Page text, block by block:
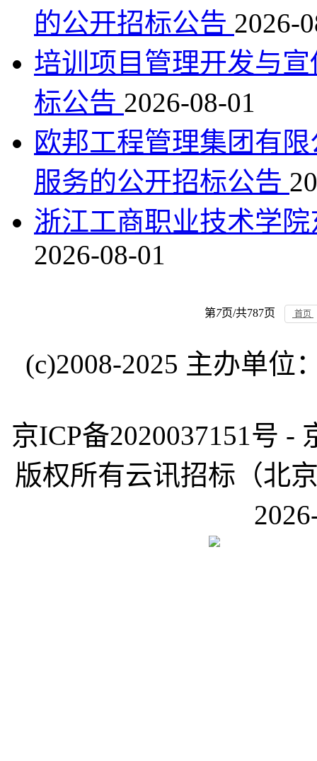
的公开招标公告 2026-
培训项目管理开发与
标公告 2026-08-01
欧邦工程管理集团有
服务的公开招标公告
浙江工商职业技术学
2026-08-01
第7页/共787页 首页
(c)2008-2025 主办单
京ICP备2020037151号 -
版权所有云讯招标（北